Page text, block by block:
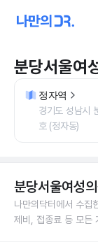
분당서울여
정자역
경기도 성남시
호 (정자동)
분당서울여성
나만의닥터에서 수집
제비, 접종료 등 모든